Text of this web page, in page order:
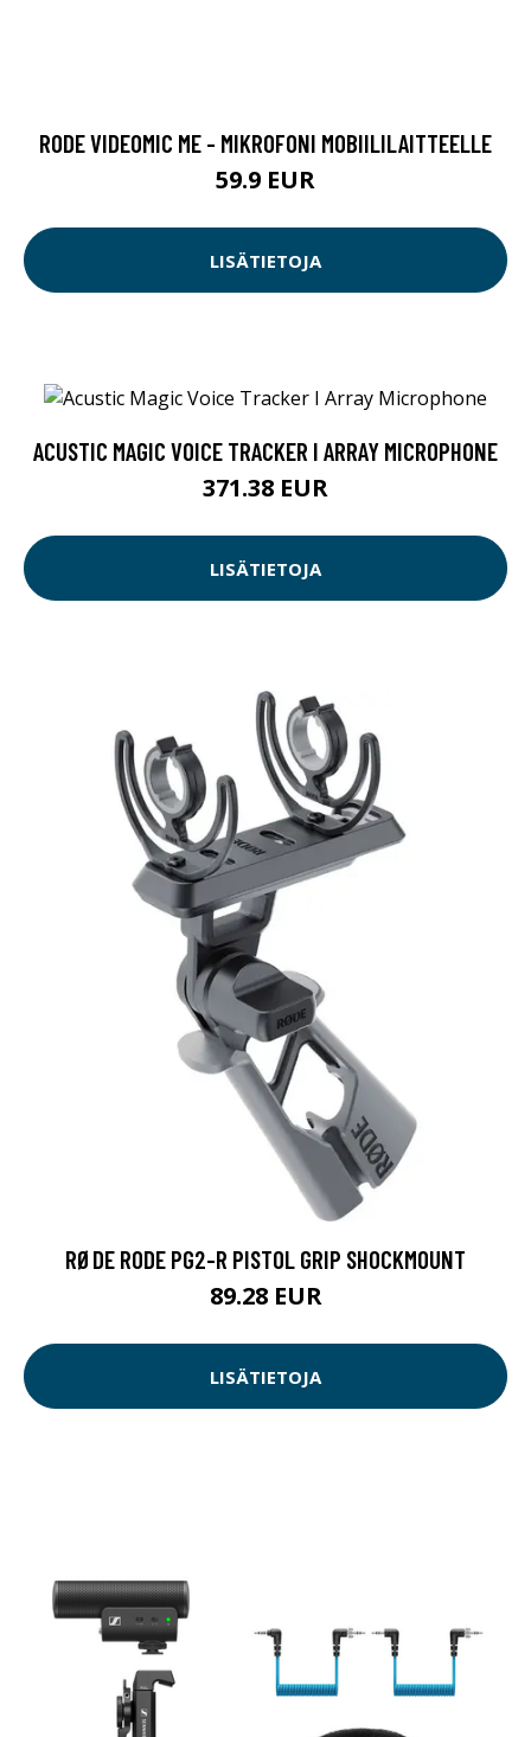
RODE VIDEOMIC ME - MIKROFONI MOBIILILAITTEELLE
59.9 EUR
LISÄTIETOJA
ACUSTIC MAGIC VOICE TRACKER I ARRAY MICROPHONE
371.38 EUR
LISÄTIETOJA
RØDE RODE PG2-R PISTOL GRIP SHOCKMOUNT
89.28 EUR
LISÄTIETOJA